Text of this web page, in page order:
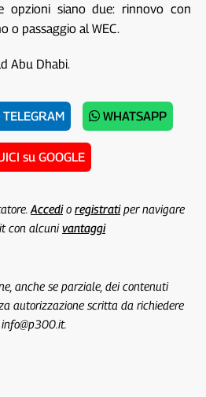
opzioni siano due: rinnovo con
o passaggio al WEC.
Abu Dhabi.
TELEGRAM WHATSAPP
su GOOGLE
Accedio registratiper navigare
con alcunivantaggi
anche se parziale, dei contenuti
autorizzazione scritta da richiedere